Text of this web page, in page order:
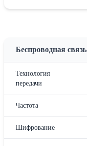
Беспроводная связь
Технология
передачи
Частота
Шифрование